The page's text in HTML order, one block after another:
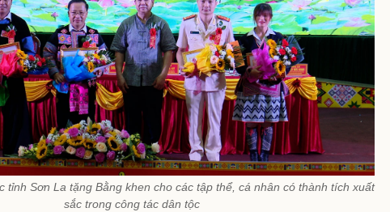
tỉnh Sơn La tặng Bằng khen cho các tập thể, cá nhân có thành tích xuất
sắc trong công tác dân tộc